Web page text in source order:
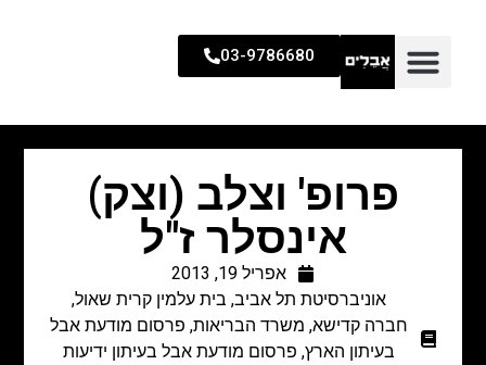
03-9786680
פרופ' וצלב (וצק)
אינסלר ז"ל
אפריל 19, 2013
אוניברסיטת תל אביב, בית עלמין קרית שאול,
חברה קדישא, משרד הבריאות, פרסום מודעת אבל
בעיתון הארץ, פרסום מודעת אבל בעיתון ידיעות